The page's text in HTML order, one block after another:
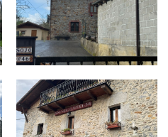
15.jpg
SAN ROMAN - MENDIETA,